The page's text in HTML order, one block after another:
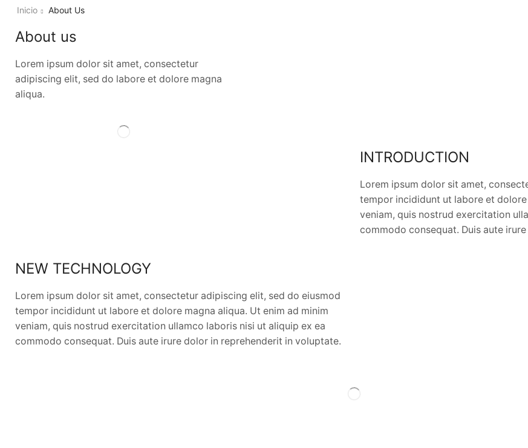
Inicio About Us
About us
Lorem ipsum dolor sit amet, consectetur
adipiscing elit, sed do labore et dolore magna
aliqua.
INTRODUCTION
Lorem ipsum dolor sit amet,
tempor incididunt ut labore et
veniam, quis nostrud exercitation
commodo consequat. Duis aute
NEW TECHNOLOGY
Lorem ipsum dolor sit amet, consectetur adipiscing elit, sed do eiusmod
tempor incididunt ut labore et dolore magna aliqua. Ut enim ad minim
veniam, quis nostrud exercitation ullamco laboris nisi ut aliquip ex ea
commodo consequat. Duis aute irure dolor in reprehenderit in voluptate.